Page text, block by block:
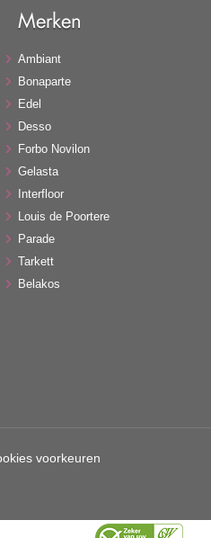
Merken
Ambiant
Bonaparte
Edel
Desso
Forbo Novilon
Gelasta
Interfloor
Louis de Poortere
Parade
Tarkett
Belakos
voorkeuren